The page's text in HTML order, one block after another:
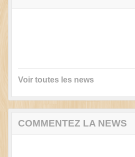
Voir toutes les news
COMMENTEZ LA NEWS